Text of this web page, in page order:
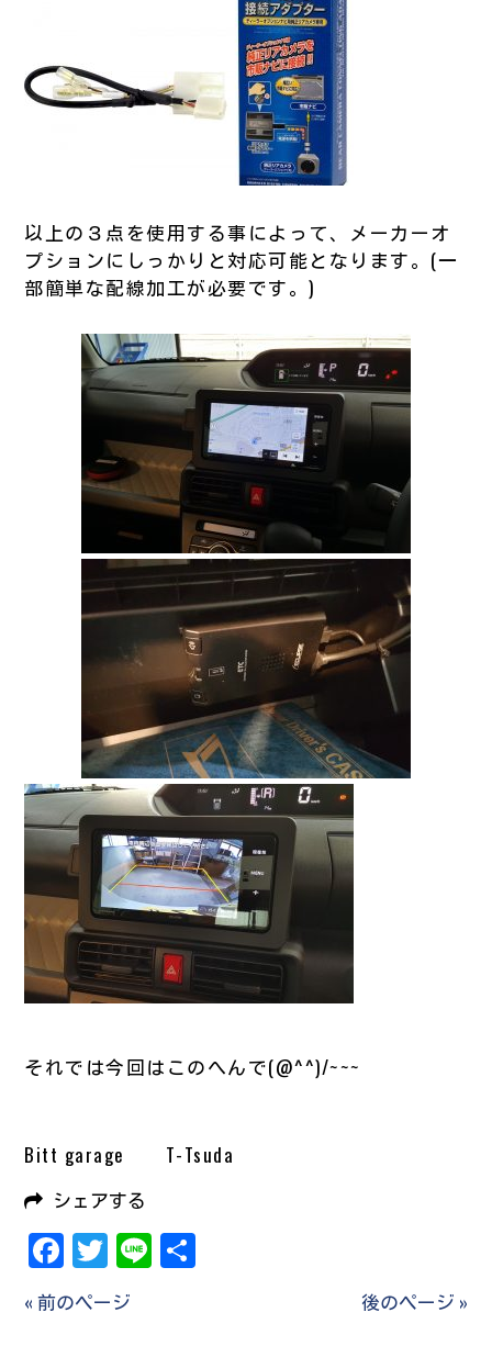
以上の３点を使用する事によって、メーカーオ
プションにしっかりと対応可能となります。(一
部簡単な配線加工が必要です。)
それでは今回はこのへんで(@^^)/~~~
Bitt garage T-Tsuda
シェアする
Facebook
Twitter
Line
« 前のページ 後のページ »